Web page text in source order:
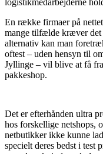
En række firmaer på
mange tilfælde kræver det
alternativ kan man
oftest – uden hensyn til
Jyllinge – vil blive at få
pakkeshop.
Det er efterhånden ultra
hos forskellige netshops,
netbutikker ikke kunne
specielt deres bedst i test